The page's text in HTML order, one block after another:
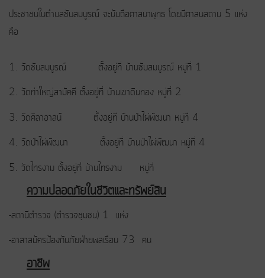
ประชาชนในตำบลซับสมบูรณ์ จะนับถือศาสนาพุทธ โดยมีศาสนสถาน 5 แห่ง
คือ
1. วัดซับสมบูรณ์ ตั้งอยู่ที่ บ้านซับสมบูรณ์ หมู่ที่ 1
2. วัดท่าใหญ่สามัคคี ตั้งอยู่ที่ บ้านเขาดินทอง หมู่ที่ 2
3. วัดศิลาอาสน์ ตั้งอยู่ที่ บ้านป่าไผ่พัฒนา หมู่ที่ 4
4. วัดป่าไผ่พัฒนา ตั้งอยู่ที่ บ้านป่าไผ่พัฒนา หมู่ที่ 4
5. วัดไทรงาม ตั้งอยู่ที่ บ้านไทรงาม หมู่ที่
ความปลอดภัยในชีวิตและทรัพย์สิน
-สถานีตำรวจ (ตำรวจชุมชน) 1 แห่ง
-อาสาสมัครป้องกันภัยฝ่ายพลเรือน 73 คน
อาชีพ